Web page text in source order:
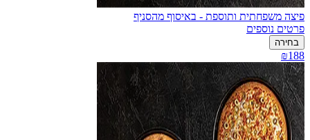
פיצה משפחתית ותוספת - באיסוף מהסניף
פרטים נוספים
בחירה
₪188